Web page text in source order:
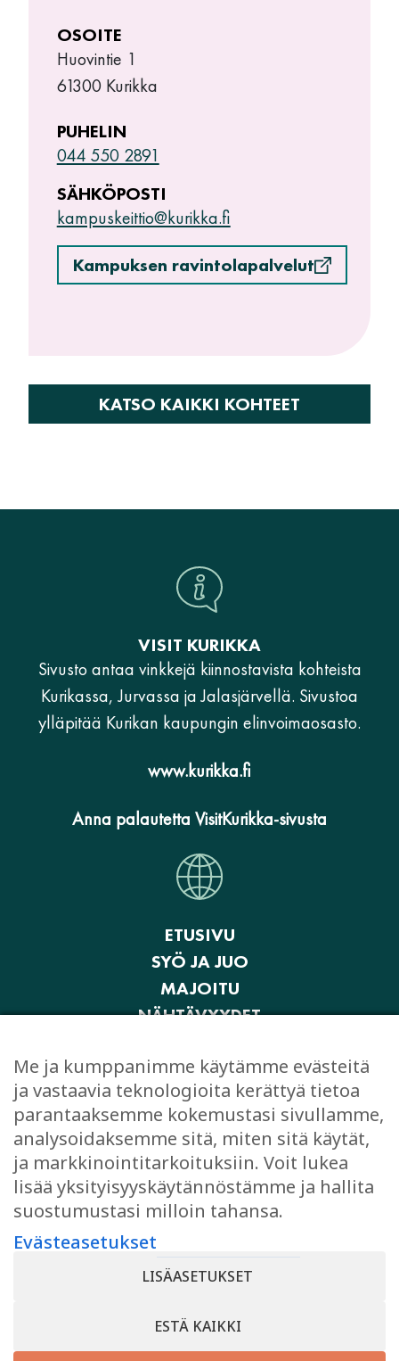
OSOITE
Huovintie 1
61300 Kurikka
PUHELIN
044 550 2891
SÄHKÖPOSTI
kampuskeittio@kurikka.fi
Kampuksen ravintolapalvelut
KATSO KAIKKI KOHTEET
VISIT KURIKKA
Sivusto antaa vinkkejä kiinnostavista kohteista
Kurikassa, Jurvassa ja Jalasjärvellä. Sivustoa
ylläpitää Kurikan kaupungin elinvoimaosasto.
www.kurikka.fi
Anna palautetta VisitKurikka-sivusta
ETUSIVU
SYÖ JA JUO
MAJOITU
NÄHTÄVYYDET
OSTOKSET
JUHLI JA KOKOUSTA
EVÄSTEASETUKSET
Facebook
Me ja kumppanimme käytämme evästeitä
ja vastaavia teknologioita kerättyä tietoa
parantaaksemme kokemustasi sivullamme,
analysoidaksemme sitä, miten sitä käytät,
ja markkinointitarkoituksiin. Voit lukea
lisää yksityisyyskäytännöstämme ja hallita
suostumustasi milloin tahansa.
Evästeasetukset
LISÄASETUKSET
ESTÄ KAIKKI